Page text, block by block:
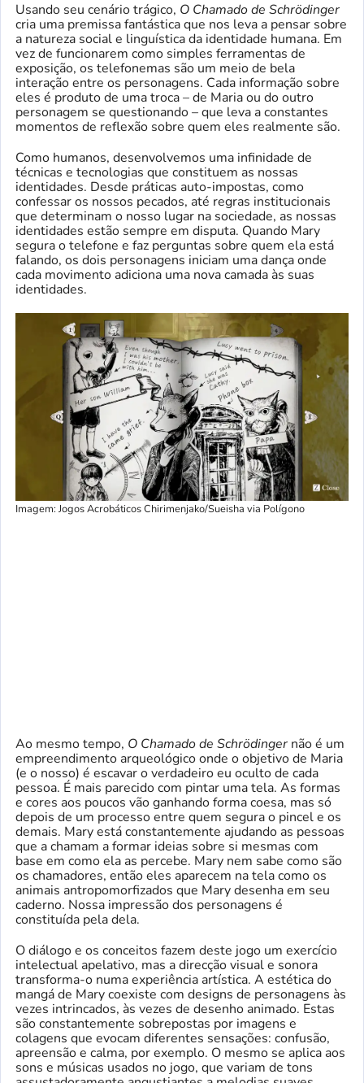
Usando seu cenário trágico, O Chamado de Schrödinger
cria uma premissa fantástica que nos leva a pensar sobre
a natureza social e linguística da identidade humana. Em
vez de funcionarem como simples ferramentas de
exposição, os telefonemas são um meio de bela
interação entre os personagens. Cada informação sobre
eles é produto de uma troca – de Maria ou do outro
personagem se questionando – que leva a constantes
momentos de reflexão sobre quem eles realmente são.
Como humanos, desenvolvemos uma infinidade de
técnicas e tecnologias que constituem as nossas
identidades. Desde práticas auto-impostas, como
confessar os nossos pecados, até regras institucionais
que determinam o nosso lugar na sociedade, as nossas
identidades estão sempre em disputa. Quando Mary
segura o telefone e faz perguntas sobre quem ela está
falando, os dois personagens iniciam uma dança onde
cada movimento adiciona uma nova camada às suas
identidades.
Imagem: Jogos Acrobáticos Chirimenjako/Sueisha via Polígono
Ao mesmo tempo, O Chamado de Schrödinger não é um
empreendimento arqueológico onde o objetivo de Maria
(e o nosso) é escavar o verdadeiro eu oculto de cada
pessoa. É mais parecido com pintar uma tela. As formas
e cores aos poucos vão ganhando forma coesa, mas só
depois de um processo entre quem segura o pincel e os
demais. Mary está constantemente ajudando as pessoas
que a chamam a formar ideias sobre si mesmas com
base em como ela as percebe. Mary nem sabe como são
os chamadores, então eles aparecem na tela como os
animais antropomorfizados que Mary desenha em seu
caderno. Nossa impressão dos personagens é
constituída pela dela.
O diálogo e os conceitos fazem deste jogo um exercício
intelectual apelativo, mas a direcção visual e sonora
transforma-o numa experiência artística. A estética do
mangá de Mary coexiste com designs de personagens às
vezes intrincados, às vezes de desenho animado. Estas
são constantemente sobrepostas por imagens e
colagens que evocam diferentes sensações: confusão,
apreensão e calma, por exemplo. O mesmo se aplica aos
sons e músicas usados ​​no jogo, que variam de tons